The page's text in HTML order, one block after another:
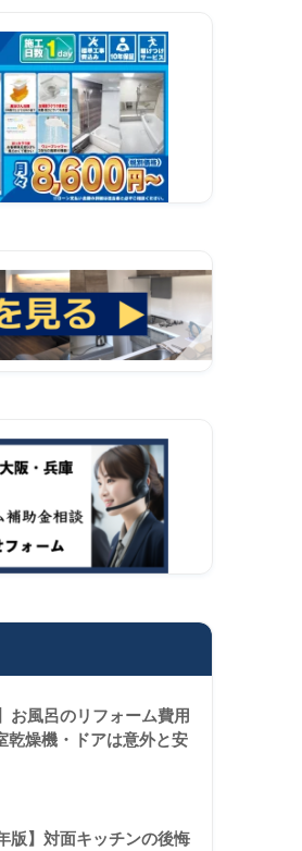
お風呂のリフォーム費用
乾燥機・ドアは意外と安
版】対面キッチンの後悔